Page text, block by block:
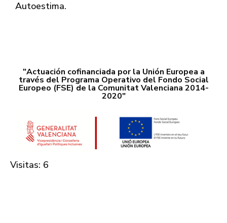
Autoestima.
"Actuación cofinanciada por la Unión Europea a
través del Programa Operativo del Fondo Social
Europeo (FSE) de la Comunitat Valenciana 2014-
2020"
Visitas: 6